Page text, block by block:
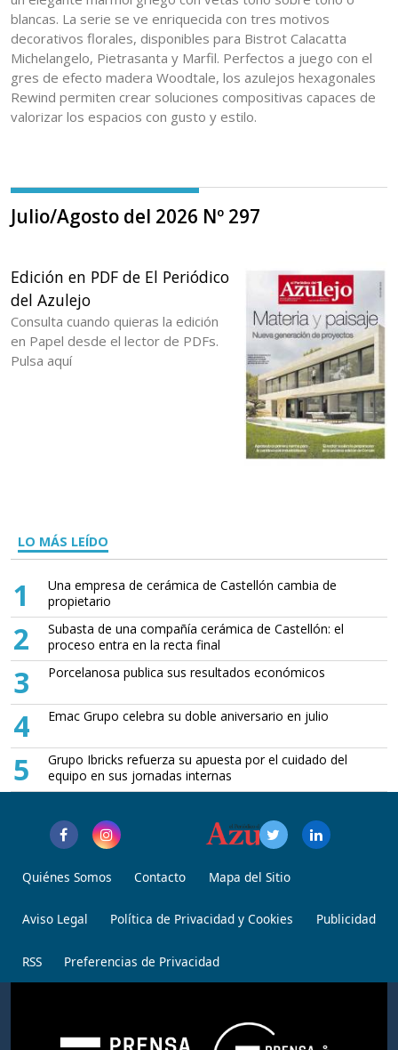
blancas. La serie se ve enriquecida con tres motivos
decorativos florales, disponibles para Bistrot Calacatta
Michelangelo, Pietrasanta y Marfil. Perfectos a juego con el
gres de efecto madera Woodtale, los azulejos hexagonales
Rewind permiten crear soluciones compositivas capaces de
valorizar los espacios con gusto y estilo.
Julio/Agosto del 2026 Nº 297
Edición en PDF de El Periódico
del Azulejo
Consulta cuando quieras la edición
en Papel desde el lector de PDFs.
Pulsa aquí
LO MÁS LEÍDO
1
Una empresa de cerámica de Castellón cambia de
propietario
2
Subasta de una compañía cerámica de Castellón: el
proceso entra en la recta final
3 Porcelanosa publica sus resultados económicos
4 Emac Grupo celebra su doble aniversario en julio
5
Grupo Ibricks refuerza su apuesta por el cuidado del
equipo en sus jornadas internas
Quiénes Somos Contacto Mapa del Sitio
Aviso Legal Política de Privacidad y Cookies Publicidad
RSS Preferencias de Privacidad